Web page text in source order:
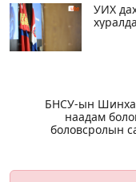
УИХ
БНСУ-ын
наадам
боловсролын